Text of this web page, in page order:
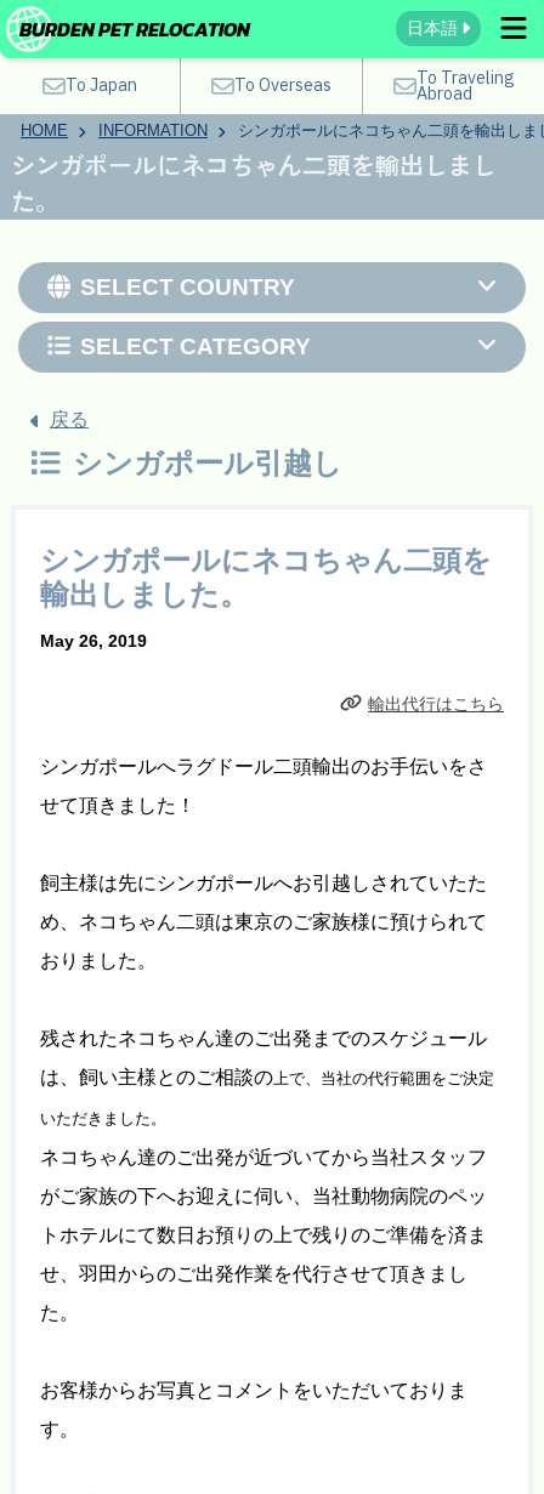
BURDEN PET RELOCATION 日本語
To Japan To Overseas To Traveling
Abroad
HOME INFORMATION シンガポールにネコちゃん二頭を輸出しま
シンガポールにネコちゃん二頭を輸出しまし
た。
SELECT COUNTRY
SELECT CATEGORY
戻る
シンガポール引越し
シンガポールにネコちゃん二頭を
輸出しました。
May 26, 2019
輸出代行はこちら
シンガポールへラグドール二頭輸出のお手伝いをさ
せて頂きました！
飼主様は先にシンガポールへお引越しされていたた
め、ネコちゃん二頭は東京のご家族様に預けられて
おりました。
残されたネコちゃん達のご出発までのスケジュール
は、飼い主様とのご相談の上で、当社の代行範囲をご決定
いただきました。
ネコちゃん達のご出発が近づいてから当社スタッフ
がご家族の下へお迎えに伺い、当社動物病院のペッ
トホテルにて数日お預りの上で残りのご準備を済ま
せ、羽田からのご出発作業を代行させて頂きまし
た。
お客様からお写真とコメントをいただいておりま
す。